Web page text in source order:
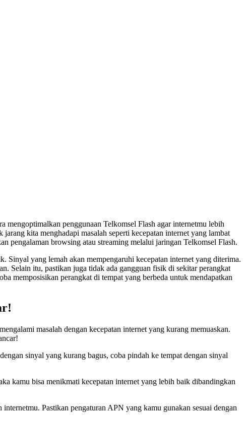
penggunaan Telkomsel Flash agar internetmu lebih
kita menghadapi masalah seperti kecepatan internet yang lambat
pengalaman browsing atau streaming melalui jaringan Telkomsel Flash.
Sinyal yang lemah akan mempengaruhi kecepatan internet yang diterima.
Selain itu, pastikan juga tidak ada gangguan fisik di sekitar perangkat
memposisikan perangkat di tempat yang berbeda untuk mendapatkan
masalah dengan kecepatan internet yang kurang memuaskan.
sinyal yang kurang bagus, coba pindah ke tempat dengan sinyal
kamu bisa menikmati kecepatan internet yang lebih baik dibandingkan
Pastikan pengaturan APN yang kamu gunakan sesuai dengan